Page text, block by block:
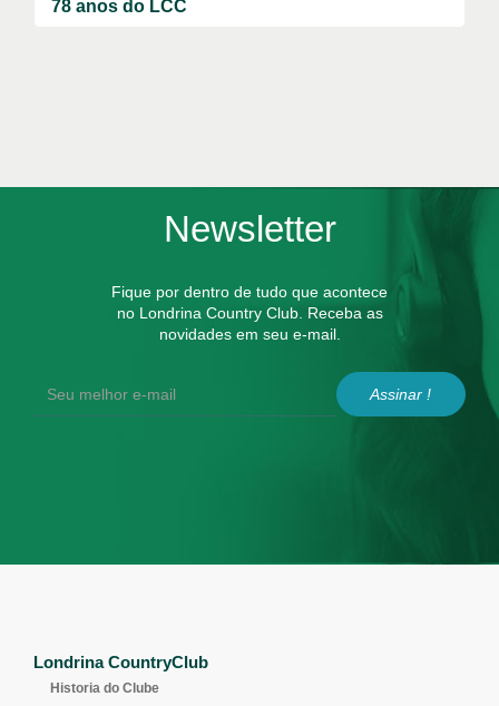
78 anos do LCC
Newsletter
Fique por dentro de tudo que acontece
no Londrina Country Club. Receba as
novidades em seu e-mail.
Assinar !
Londrina CountryClub
Historia do Clube